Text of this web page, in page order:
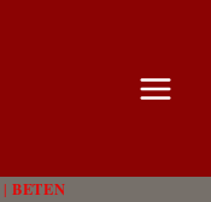
|BETEN